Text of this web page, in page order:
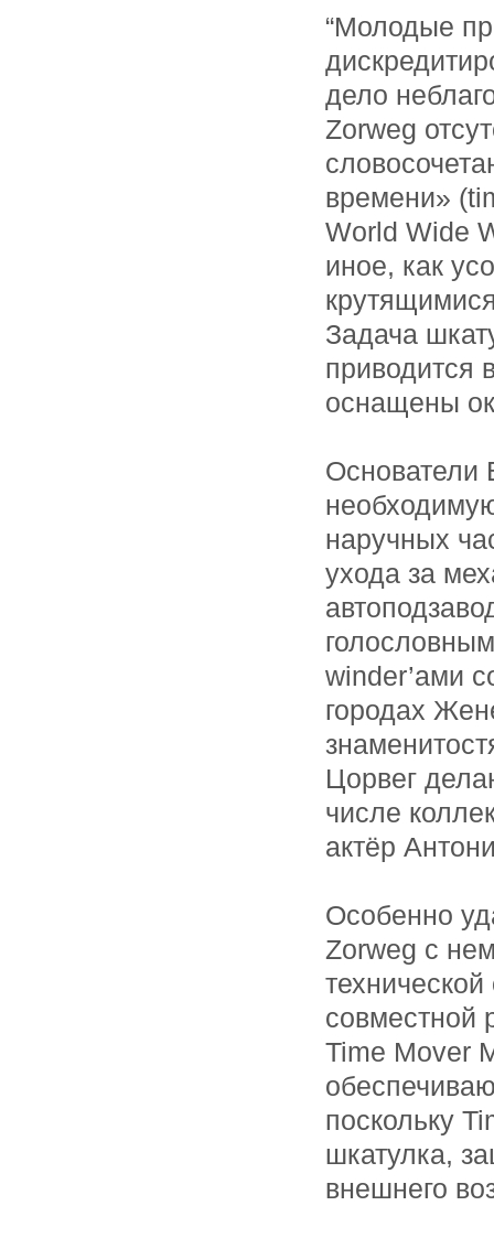
“Молодые
дело
Zorweg
времени»
World Wide
иное, как
Задача
приводится
оснащены
Основатели
наручных
ухода за
winder’ами
городах
Цорвег
числе
актёр
Особенно
Zorweg с
совместной
Time Mover
поскольку
шкатулка,
внешнего